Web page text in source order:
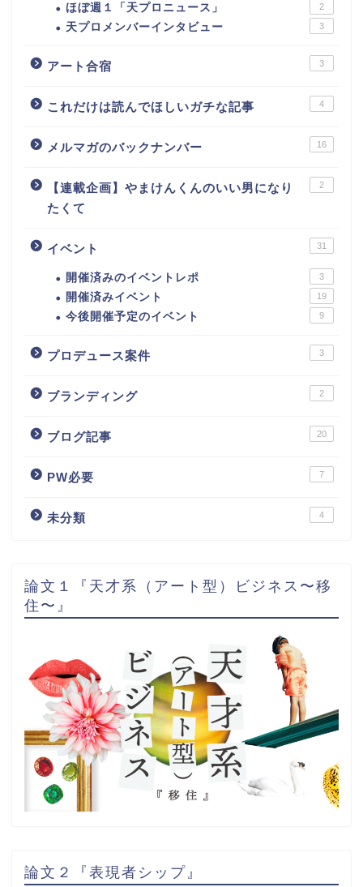
ほぼ週１「天プロニュース」 2
天プロメンバーインタビュー 3
アート合宿 3
これだけは読んでほしいガチな記事 4
メルマガのバックナンバー 16
【連載企画】やまけんくんのいい男になり
たくて
2
イベント 31
開催済みのイベントレポ 3
開催済みイベント 19
今後開催予定のイベント 9
プロデュース案件 3
ブランディング 2
ブログ記事 20
PW必要 7
未分類 4
論文１『天才系（アート型）ビジネス〜移
住〜』
論文２『表現者シップ』